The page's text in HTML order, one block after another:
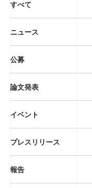
すべて
ニュース
公募
論文発表
イベント
プレスリリース
報告